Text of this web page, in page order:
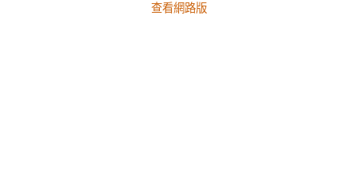
查看網路版